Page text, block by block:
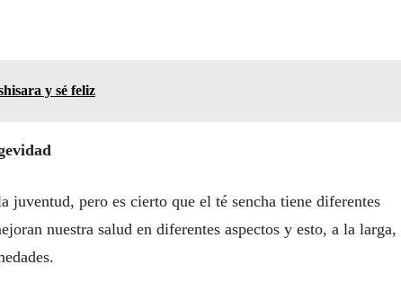
y sé feliz
juventud, pero es cierto que el té sencha tiene diferentes
nuestra salud en diferentes aspectos y esto, a la larga,